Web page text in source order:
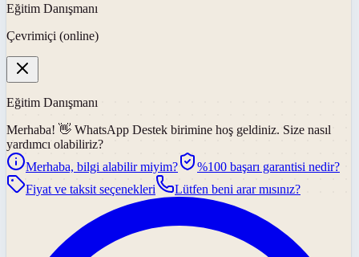
Eğitim Danışmanı
Çevrimiçi (online)
Eğitim Danışmanı
Merhaba! 👋 WhatsApp Destek birimine hoş geldiniz. Size nasıl
yardımcı olabiliriz?
Merhaba, bilgi alabilir miyim?
%100 başarı garantisi nedir?
Fiyat ve taksit seçenekleri
Lütfen beni arar mısınız?